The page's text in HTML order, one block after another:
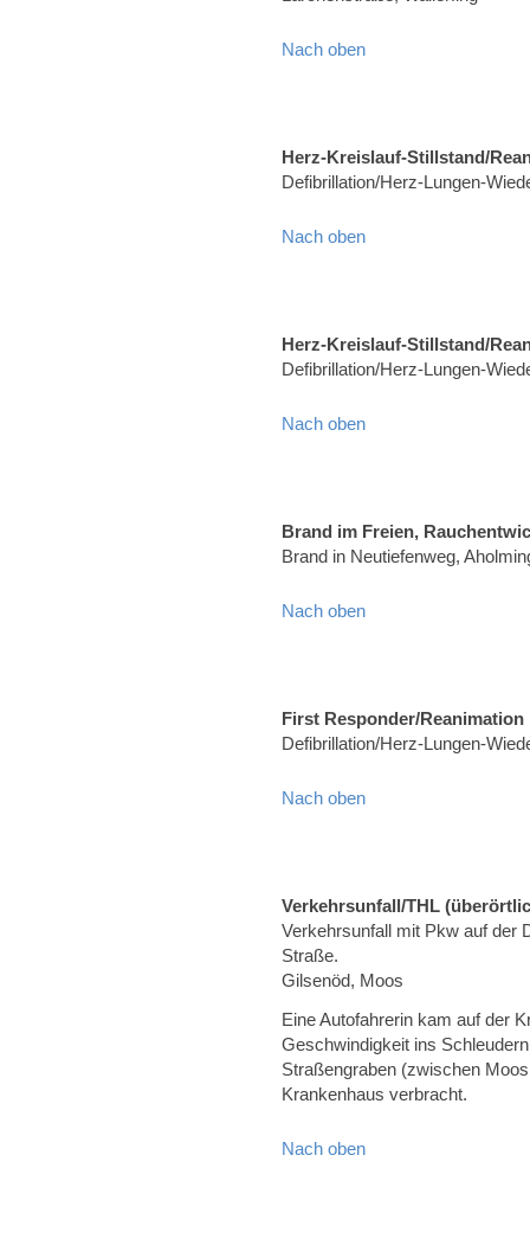
Nach oben
Herz-Kreislauf-Stillstand/
Defibrillation/Herz-Lungen-
Nach oben
Herz-Kreislauf-Stillstand/
Defibrillation/Herz-Lungen-
Nach oben
Brand im Freien,
Brand in Neutiefenweg,
Nach oben
First Responder/Reanimation
Defibrillation/Herz-Lungen-
Nach oben
Verkehrsunfall/THL
Verkehrsunfall mit Pkw auf der
Straße.
Gilsenöd, Moos
Eine Autofahrerin kam auf der
Geschwindigkeit ins
Straßengraben (zwischen
Krankenhaus verbracht.
Nach oben